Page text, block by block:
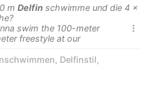
m Delfin schwimme und die 4 x

swim the 100-meter
freestyle at our
, Delfinstil,